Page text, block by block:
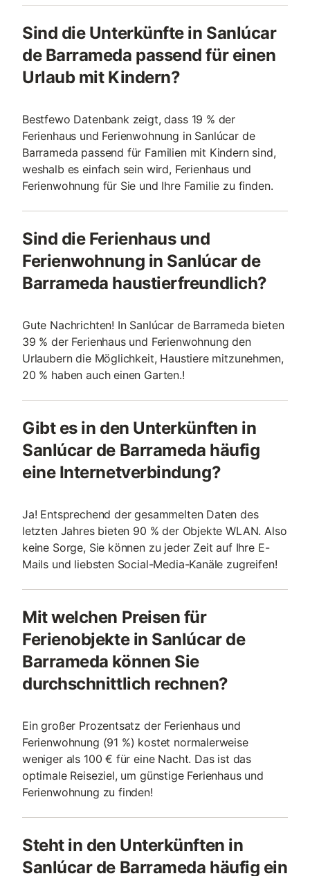
Sind die Unterkünfte in Sanlúcar
de Barrameda passend für einen
Urlaub mit Kindern?
Bestfewo Datenbank zeigt, dass 19 % der
Ferienhaus und Ferienwohnung in Sanlúcar de
Barrameda passend für Familien mit Kindern sind,
weshalb es einfach sein wird, Ferienhaus und
Ferienwohnung für Sie und Ihre Familie zu finden.
Sind die Ferienhaus und
Ferienwohnung in Sanlúcar de
Barrameda haustierfreundlich?
Gute Nachrichten! In Sanlúcar de Barrameda bieten
39 % der Ferienhaus und Ferienwohnung den
Urlaubern die Möglichkeit, Haustiere mitzunehmen,
20 % haben auch einen Garten.!
Gibt es in den Unterkünften in
Sanlúcar de Barrameda häufig
eine Internetverbindung?
Ja! Entsprechend der gesammelten Daten des
letzten Jahres bieten 90 % der Objekte WLAN. Also
keine Sorge, Sie können zu jeder Zeit auf Ihre E-
Mails und liebsten Social-Media-Kanäle zugreifen!
Mit welchen Preisen für
Ferienobjekte in Sanlúcar de
Barrameda können Sie
durchschnittlich rechnen?
Ein großer Prozentsatz der Ferienhaus und
Ferienwohnung (91 %) kostet normalerweise
weniger als 100 € für eine Nacht. Das ist das
optimale Reiseziel, um günstige Ferienhaus und
Ferienwohnung zu finden!
Steht in den Unterkünften in
Sanlúcar de Barrameda häufig ein